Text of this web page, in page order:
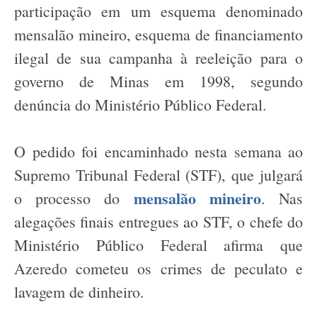
participação em um esquema denominado
mensalão mineiro, esquema de financiamento
ilegal de sua campanha à reeleição para o
governo de Minas em 1998, segundo
denúncia do Ministério Público Federal.
O pedido foi encaminhado nesta semana ao
Supremo Tribunal Federal (STF), que julgará
o processo do
mensalão mineiro. Nas
alegações finais entregues ao STF, o chefe do
Ministério Público Federal afirma que
Azeredo cometeu os crimes de peculato e
lavagem de dinheiro.